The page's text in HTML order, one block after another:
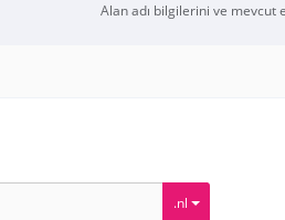
Alan adı bilgilerini ve mevcut
.nl